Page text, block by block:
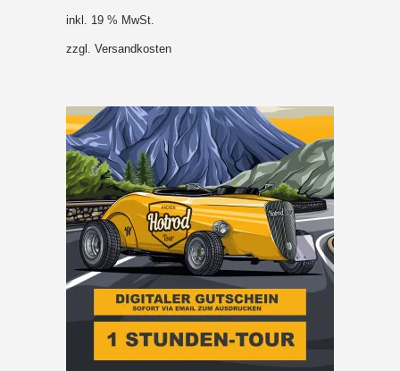
inkl. 19 % MwSt.
zzgl. Versandkosten